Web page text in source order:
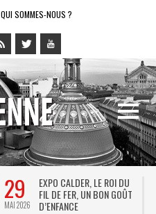
QUI SOMMES-NOUS ?
29
MAI 2026
EXPO CALDER, LE ROI DU
FIL DE FER, UN BON GOÛT
D’ENFANCE